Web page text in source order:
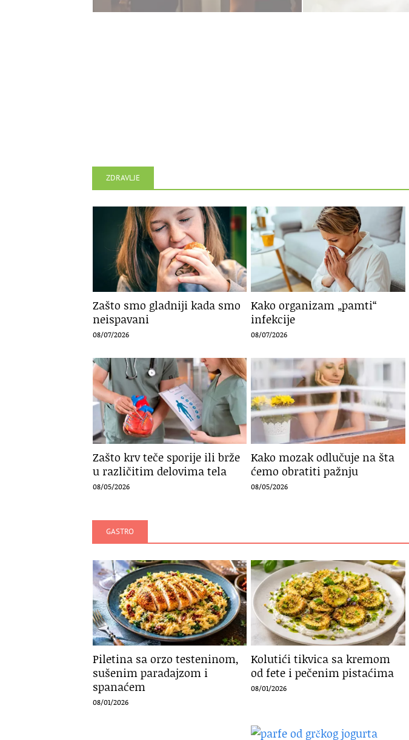
ZDRAVLJE
Zašto smo gladniji kada smo
neispavani
08/07/2026
Kako organizam „pamti“
infekcije
08/07/2026
Zašto krv teče sporije ili brže
u različitim delovima tela
08/05/2026
Kako mozak odlučuje na šta
ćemo obratiti pažnju
08/05/2026
GASTRO
Piletina sa orzo testeninom,
sušenim paradajzom i
spanaćem
08/01/2026
Kolutići tikvica sa kremom
od fete i pečenim pistaćima
08/01/2026